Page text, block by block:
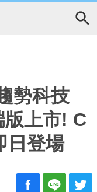
勢科技
上市! C
日登場